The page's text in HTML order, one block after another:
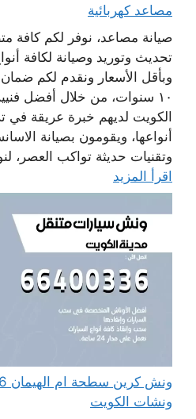
مصاعد كهربائية
صيانة مصاعد، نوفر لكم كافة
تحديث وتوريد وصيانة لكافة
وبأقل الأسعار ونقدم لكم
١٠ سنوات، من خلال أفضل
الكويت لديهم خبرة عريقة في
أنواعها، ويقومون بصيانة
وتقنيات حديثة تواكب العصر،
اقرأ المزيد
ونشات الكويت